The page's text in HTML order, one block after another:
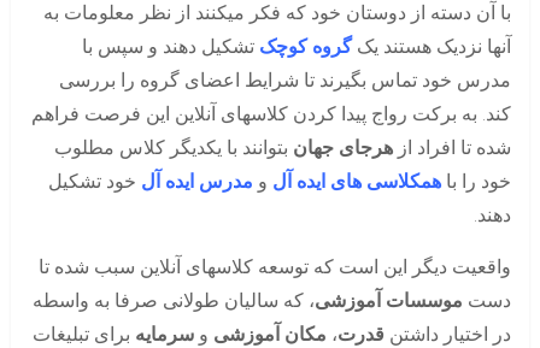
با آن دسته از دوستان خود که فکر میکنند از نظر معلومات به
آنها نزدیک هستند یکگروه کوچک تشکیل دهند و سپس با
مدرس خود تماس بگیرند تا شرایط اعضای گروه را بررسی
کند. به برکت رواج پیدا کردن کلاسهای آنلاین این فرصت فراهم
شده تا افراد از هرجای جهان بتوانند با یکدیگر کلاس مطلوب
خود را با همکلاسی های ایده آل و مدرس ایده آل خود تشکیل
دهند.
واقعیت دیگر این است که توسعه کلاسهای آنلاین سبب شده تا
دست موسسات آموزشی، که سالیان طولانی صرفا به واسطه
در اختیار داشتن قدرت، مکان آموزشی و سرمایه برای تبلیغات